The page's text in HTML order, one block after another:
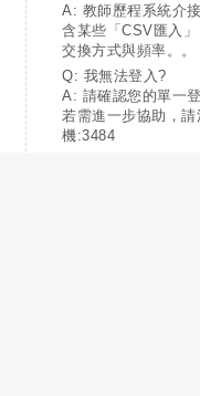
A: 教師歷程系統介
含某些「CSV匯入
交換方式與頻率。。
Q: 我無法登入?
A: 請確認您的單一
若需進一步協助，
機:3484